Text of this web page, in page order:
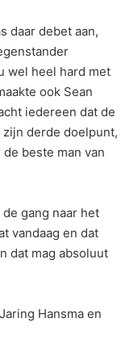
daar debet aan,
wel heel hard met
ook Sean
iedereen dat de
derde doelpunt,
beste man van
gang naar het
vandaag en dat
dat mag absoluut
Hansma en